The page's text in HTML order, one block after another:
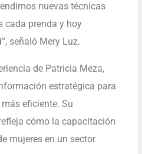
nuevas técnicas
cada prenda y hoy
señaló Mery Luz.
de Patricia Meza,
estratégica para
eficiente. Su
cómo la capacitación
mujeres en un sector